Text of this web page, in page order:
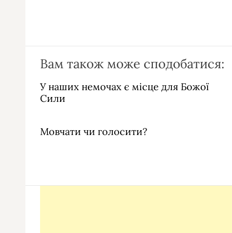
Вам також може сподобатися:
У наших немочах є місце для Божої
Сили
Мовчати чи голосити?